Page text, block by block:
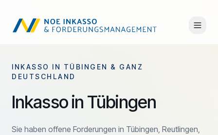
INKASSO IN TÜBINGEN & GANZ
DEUTSCHLAND
Inkasso in Tübingen
Sie haben offene Forderungen in Tübingen, Reutlingen,